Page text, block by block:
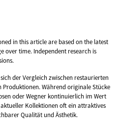
in this article are based on the latest
time. Independent research is
der Vergleich zwischen restaurierten
Während originale Stücke
oder Wegner kontinuierlich im Wert
Kollektionen oft ein attraktives
Qualität und Ästhetik.